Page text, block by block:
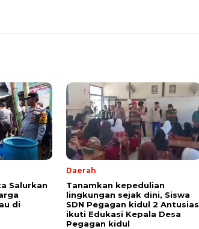
Salurkan
di
Daerah
Tanamkan kepedulian
lingkungan sejak dini, Siswa
SDN Pegagan kidul 2 Antusias
ikuti Edukasi Kepala Desa
Pegagan kidul